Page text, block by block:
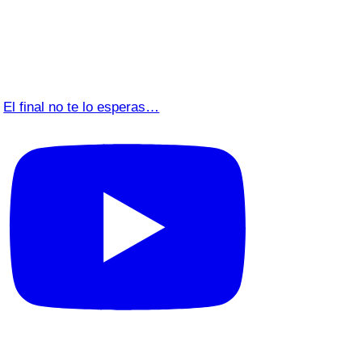
El final no te lo esperas…